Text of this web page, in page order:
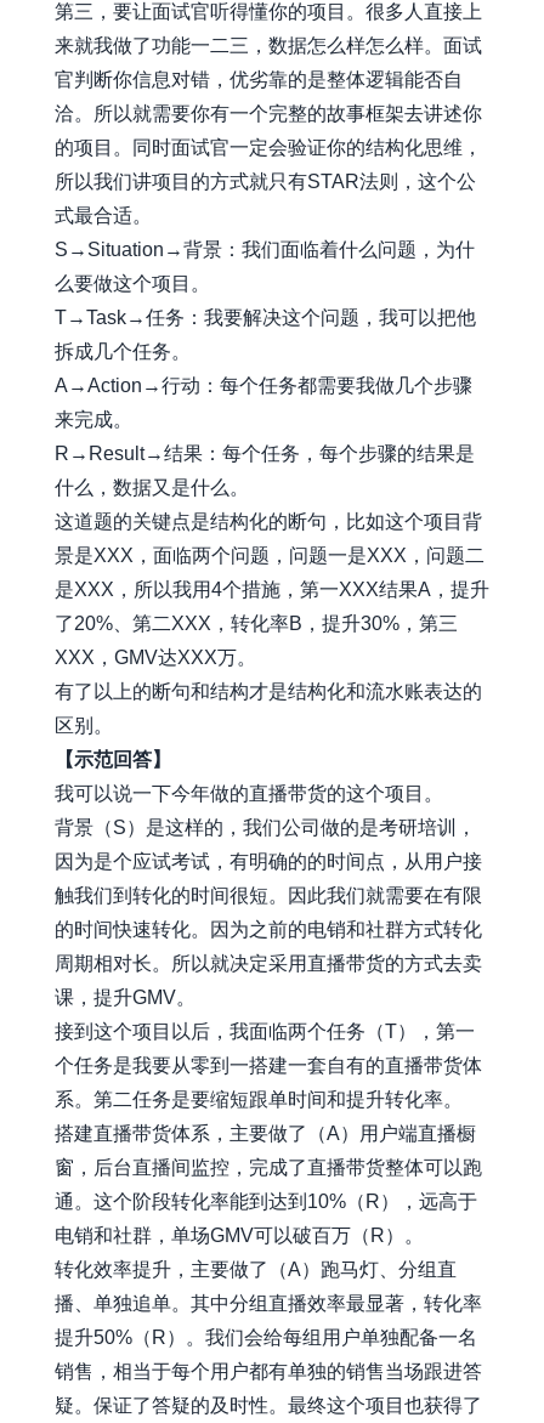
第三，要让面试官听得懂你的项目。很多人直接上
来就我做了功能一二三，数据怎么样怎么样。面试
官判断你信息对错，优劣靠的是整体逻辑能否自
洽。所以就需要你有一个完整的故事框架去讲述你
的项目。同时面试官一定会验证你的结构化思维，
所以我们讲项目的方式就只有STAR法则，这个公
式最合适。
S→Situation→背景：我们面临着什么问题，为什
么要做这个项目。
T→Task→任务：我要解决这个问题，我可以把他
拆成几个任务。
A→Action→行动：每个任务都需要我做几个步骤
来完成。
R→Result→结果：每个任务，每个步骤的结果是
什么，数据又是什么。
这道题的关键点是结构化的断句，比如这个项目背
景是XXX，面临两个问题，问题一是XXX，问题二
是XXX，所以我用4个措施，第一XXX结果A，提升
了20%、第二XXX，转化率B，提升30%，第三
XXX，GMV达XXX万。
有了以上的断句和结构才是结构化和流水账表达的
区别。
【示范回答】
我可以说一下今年做的直播带货的这个项目。
背景（S）是这样的，我们公司做的是考研培训，
因为是个应试考试，有明确的的时间点，从用户接
触我们到转化的时间很短。因此我们就需要在有限
的时间快速转化。因为之前的电销和社群方式转化
周期相对长。所以就决定采用直播带货的方式去卖
课，提升GMV。
接到这个项目以后，我面临两个任务（T），第一
个任务是我要从零到一搭建一套自有的直播带货体
系。第二任务是要缩短跟单时间和提升转化率。
搭建直播带货体系，主要做了（A）用户端直播橱
窗，后台直播间监控，完成了直播带货整体可以跑
通。这个阶段转化率能到达到10%（R），远高于
电销和社群，单场GMV可以破百万（R）。
转化效率提升，主要做了（A）跑马灯、分组直
播、单独追单。其中分组直播效率最显著，转化率
提升50%（R）。我们会给每组用户单独配备一名
销售，相当于每个用户都有单独的销售当场跟进答
疑。保证了答疑的及时性。最终这个项目也获得了